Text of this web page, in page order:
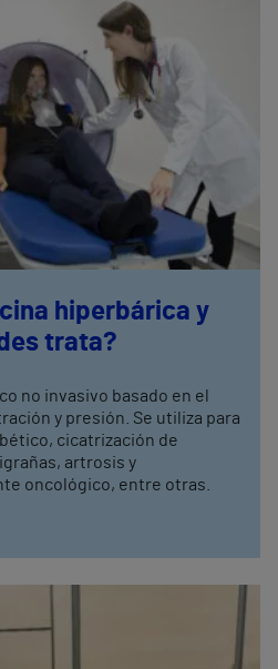
hiperbárica y
trata?
no invasivo basado en el
y presión. Se utiliza para
cicatrización de
artrosis y
oncológico, entre otras.